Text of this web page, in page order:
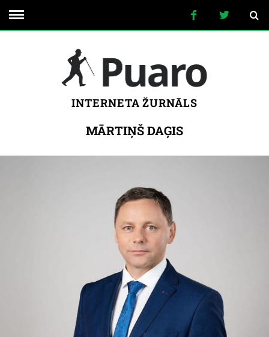
INTERNETA ŽURNĀLS
MĀRTIŅŠ DAĢIS